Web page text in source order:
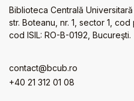
Biblioteca Centrală Universitară
str. Boteanu, nr. 1, sector 1, cod
cod ISIL: RO-B-0192, Bucureşti.
contact@bcub.ro
+40 21 312 01 08